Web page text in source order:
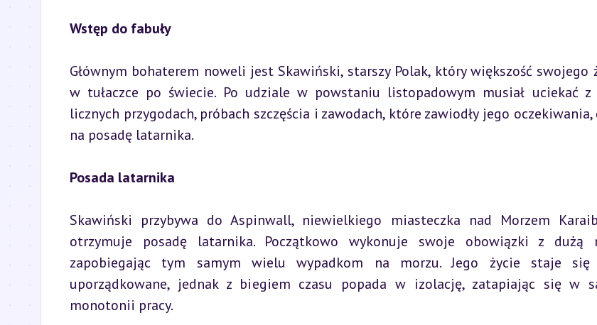
Wstęp do fabuły
Głównym bohaterem noweli jest Skawiński, starszy Polak, który większość swojego
w tułaczce po świecie. Po udziale w powstaniu listopadowym musiał uciekać z
licznych przygodach, próbach szczęścia i zawodach, które zawiodły jego
na posadę latarnika.
Posada latarnika
Skawiński przybywa do Aspinwall, niewielkiego miasteczka nad Morzem
otrzymuje posadę latarnika. Początkowo wykonuje swoje obowiązki z dużą
zapobiegając tym samym wielu wypadkom na morzu. Jego życie staje
uporządkowane, jednak z biegiem czasu popada w izolację, zatapiając się w
monotonii pracy.